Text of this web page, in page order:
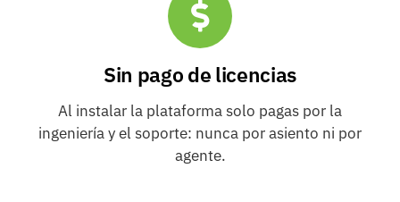
Sin pago de licencias
Al instalar la plataforma solo pagas por la
ingeniería y el soporte: nunca por asiento ni por
agente.